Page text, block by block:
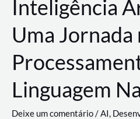
Inteligência
Uma Jornada
Linguagem
Deixe um comentário/AI,